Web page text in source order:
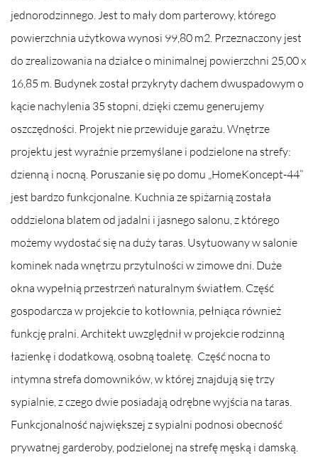
jednorodzinnego. Jest to mały dom parterowy, którego
powierzchnia użytkowa wynosi 99,80 m2. Przeznaczony jest
do zrealizowania na działce o minimalnej powierzchni 25,00 x
16,85 m. Budynek został przykryty dachem dwuspadowym o
kącie nachylenia 35 stopni, dzięki czemu generujemy
oszczędności. Projekt nie przewiduje garażu. Wnętrze
projektu jest wyraźnie przemyślane i podzielone na strefy:
dzienną i nocną. Poruszanie się po domu „HomeKoncept-44”
jest bardzo funkcjonalne. Kuchnia ze spiżarnią została
oddzielona blatem od jadalni i jasnego salonu, z którego
możemy wydostać się na duży taras. Usytuowany w salonie
kominek nada wnętrzu przytulności w zimowe dni. Duże
okna wypełnią przestrzeń naturalnym światłem. Część
gospodarcza w projekcie to kotłownia, pełniąca również
funkcję pralni. Architekt uwzględnił w projekcie rodzinną
łazienkę i dodatkową, osobną toaletę. Część nocna to
intymna strefa domowników, w której znajdują się trzy
sypialnie, z czego dwie posiadają odrębne wyjścia na taras.
Funkcjonalność największej z sypialni podnosi obecność
prywatnej garderoby, podzielonej na strefę męską i damską.